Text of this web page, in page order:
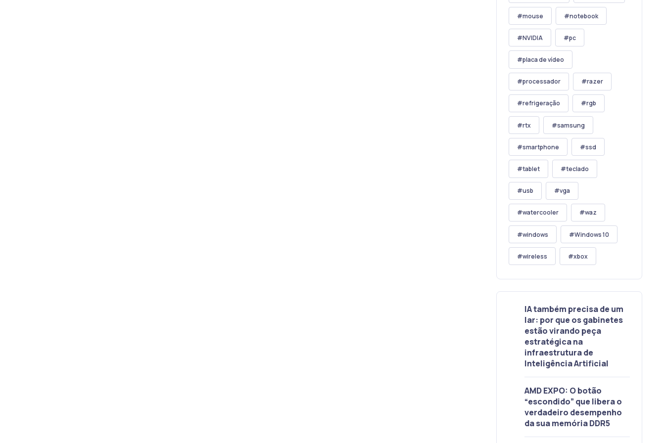
mouse notebook
NVIDIA pc
placa de vídeo
processador razer
refrigeração rgb
rtx samsung
smartphone ssd
tablet teclado
usb vga
watercooler waz
windows Windows 10
wireless xbox
IA também precisa de um
lar: por que os gabinetes
estão virando peça
estratégica na
infraestrutura de
Inteligência Artificial
AMD EXPO: O botão
“escondido” que libera o
verdadeiro desempenho
da sua memória DDR5